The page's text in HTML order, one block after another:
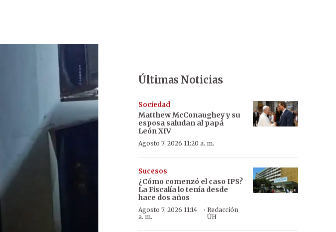
Últimas Noticias
Sociedad
Matthew McConaughey y su
esposa saludan al papá
León XIV
Agosto 7, 2026 11:20 a. m.
Sucesos
¿Cómo comenzó el caso IPS?
La Fiscalía lo tenía desde
hace dos años
Agosto 7, 2026 11:14
a. m.
· Redacción
ÚH